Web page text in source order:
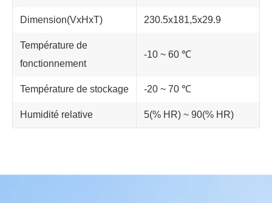
Dimension(VxHxT) 230.5x181,5x29.9
Température de
fonctionnement
-10 ~ 60 ℃
Température de stockage -20 ~ 70 ℃
Humidité relative 5(% HR) ~ 90(% HR)